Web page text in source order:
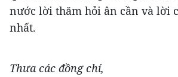
nước lời thăm hỏi ân cần và lời
nhất.
Thưa các đồng chí,